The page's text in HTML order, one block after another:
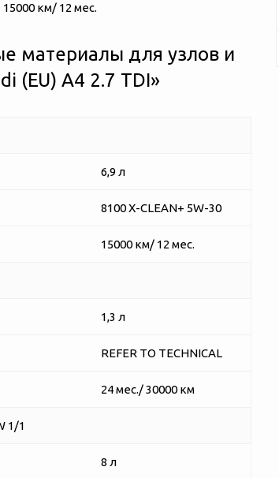
км/ 12 мес.
материалы для узлов и
(EU) A4 2.7 TDI»
6,9 л
8100 X-CLEAN+ 5W-30
15000 км/ 12 мес.
1,3 л
REFER TO TECHNICAL
24 мес./ 30000 км
1/1
8 л